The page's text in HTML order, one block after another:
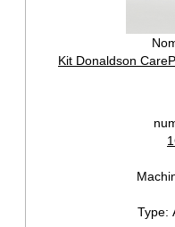
Kit Donaldson
Type: